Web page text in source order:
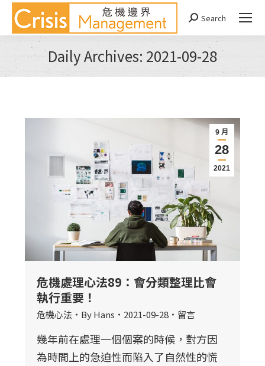
Search:
Search
Daily Archives: 2021-09-28
You are here:
9 月
28
2021
危機處理心法89：會分類整理比會
執行重要！
危機心法 ByHans 2021-09-28 留言
幾年前在處理一個個案的時候，對方因
為時間上的急迫性而陷入了自然性的慌